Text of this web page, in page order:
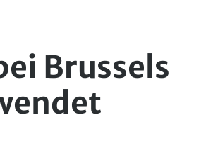
Brussels